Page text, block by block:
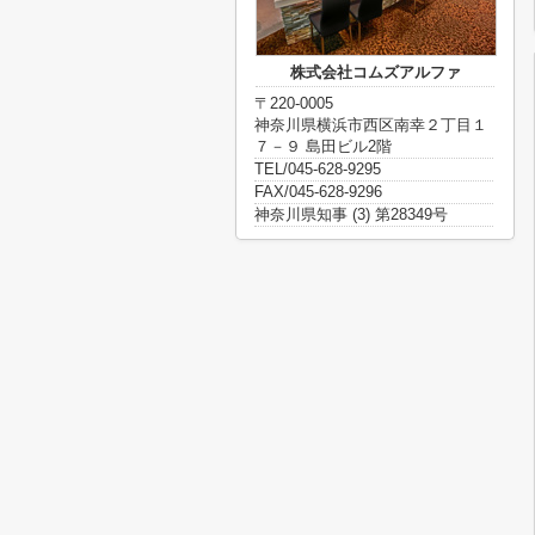
株式会社コムズアルファ
〒220-0005
神奈川県横浜市西区南幸２丁目１
７－９ 島田ビル2階
TEL/045-628-9295
FAX/045-628-9296
神奈川県知事 (3) 第28349号